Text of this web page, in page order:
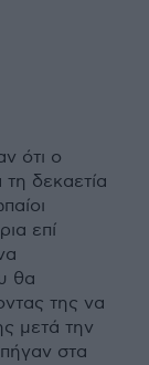
ότι ο
δεκαετία
επί
θα
της να
μετά την
στα